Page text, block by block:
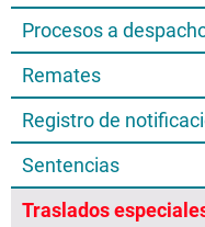
Procesos a
Remates
Registro de
Sentencias
Traslados